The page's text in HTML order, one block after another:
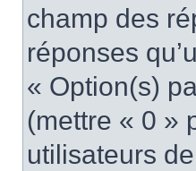
champ des
réponses
« Option(s)
(mettre « 0 »
utilisateurs